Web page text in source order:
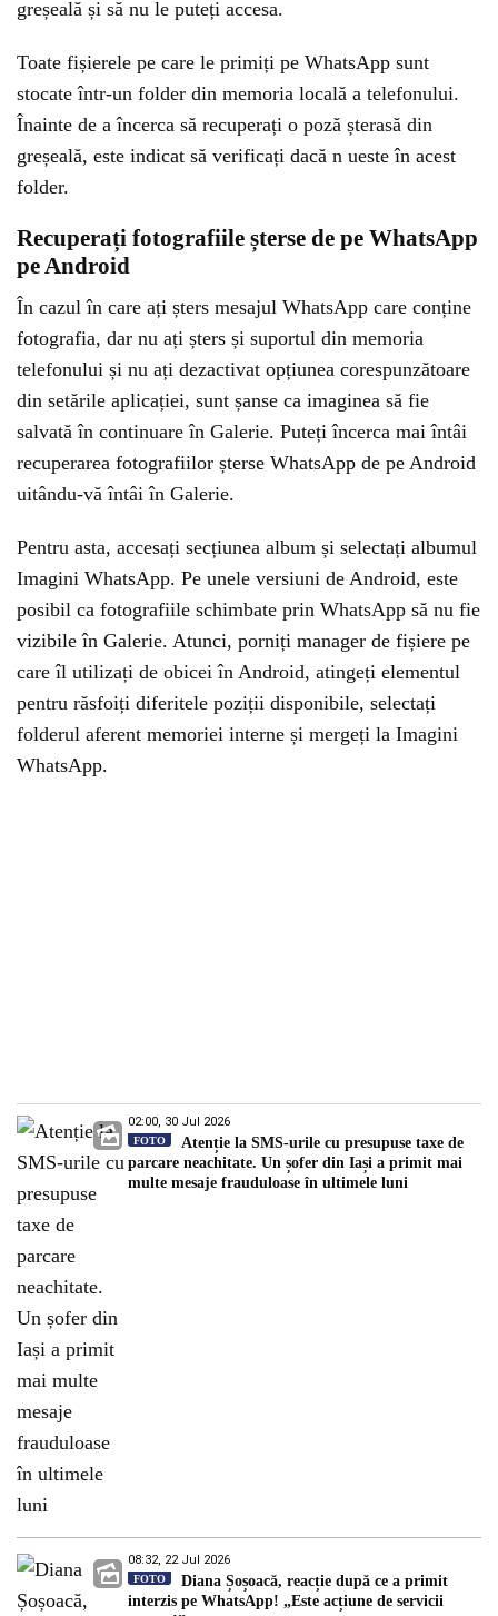
greșeală și să nu le puteți accesa.
Toate fișierele pe care le primiți pe WhatsApp sunt
stocate într-un folder din memoria locală a telefonului.
Înainte de a încerca să recuperați o poză șterasă din
greșeală, este indicat să verificați dacă n ueste în acest
folder.
Recuperați fotografiile șterse de pe WhatsApp
pe Android
În cazul în care ați șters mesajul WhatsApp care conține
fotografia, dar nu ați șters și suportul din memoria
telefonului și nu ați dezactivat opțiunea corespunzătoare
din setările aplicației, sunt șanse ca imaginea să fie
salvată în continuare în Galerie. Puteți încerca mai întâi
recuperarea fotografiilor șterse WhatsApp de pe Android
uitându-vă întâi în Galerie.
Pentru asta, accesați secțiunea album și selectați albumul
Imagini WhatsApp. Pe unele versiuni de Android, este
posibil ca fotografiile schimbate prin WhatsApp să nu fie
vizibile în Galerie. Atunci, porniți manager de fișiere pe
care îl utilizați de obicei în Android, atingeți elementul
pentru răsfoiți diferitele poziții disponibile, selectați
folderul aferent memoriei interne și mergeți la Imagini
WhatsApp.
02:00, 30 Jul 2026
FOTO
Atenție la SMS-urile cu presupuse taxe de
parcare neachitate. Un șofer din Iași a primit mai
multe mesaje frauduloase în ultimele luni
08:32, 22 Jul 2026
FOTO
Diana Șoșoacă, reacție după ce a primit
interzis pe WhatsApp! „Este acțiune de servicii